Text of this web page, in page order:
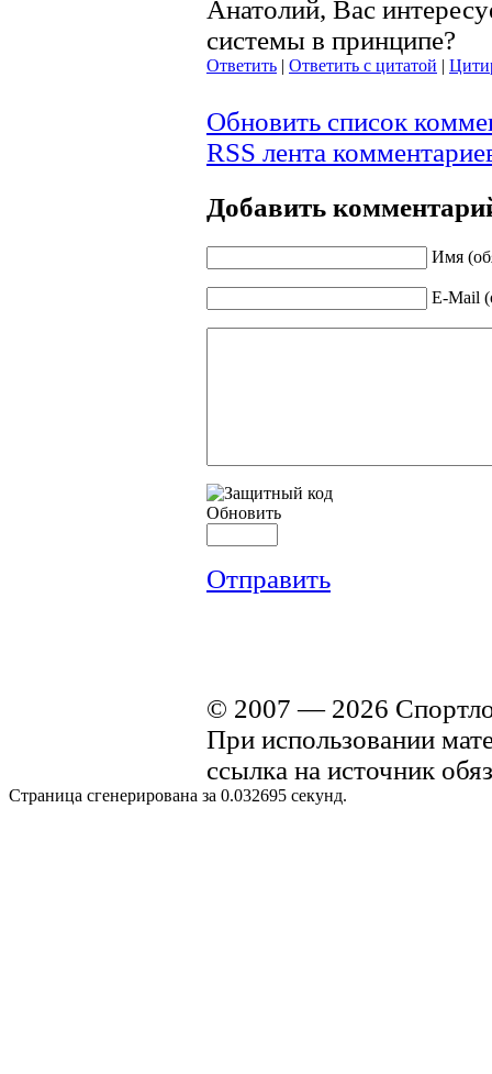
Анатолий, Вас
системы в принципе?
Ответить | Ответить с цитатой |
Обновить список
RSS лента
Добавить
Имя
E-Mail
Обновить
Отправить
© 2007 — 2026
При использовании
ссылка на источник
Страница сгенерирована за 0.032695 секунд.